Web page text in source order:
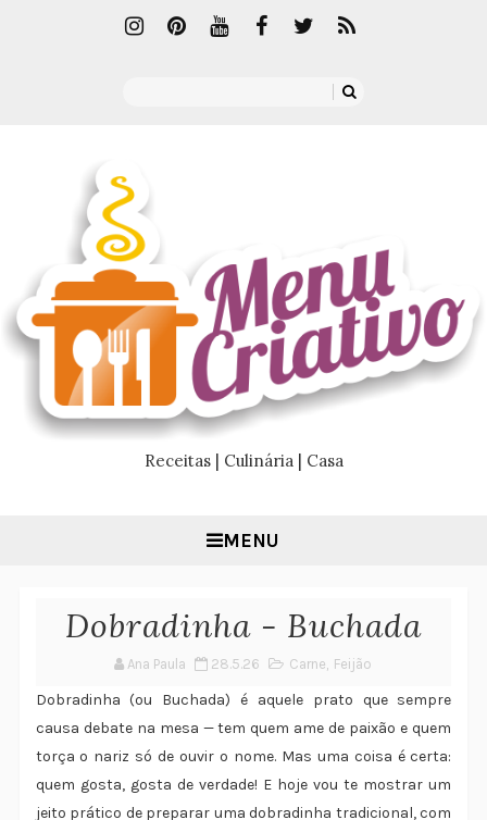
Receitas | Culinária | Casa
MENU
Dobradinha - Buchada
Ana Paula 28.5.26 Carne, Feijão
Dobradinha (ou Buchada) é aquele prato que sempre
causa debate na mesa — tem quem ame de paixão e quem
torça o nariz só de ouvir o nome. Mas uma coisa é certa:
quem gosta, gosta de verdade! E hoje vou te mostrar um
jeito prático de preparar uma dobradinha tradicional, com